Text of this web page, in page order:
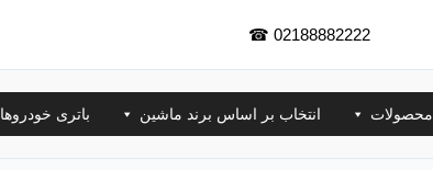
02188882222
☎
محصولات انتخاب بر اساس برند ماشین باتری خودروها